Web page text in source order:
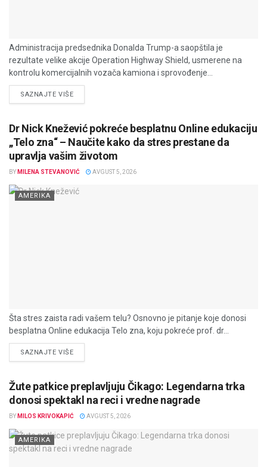
Administracija predsednika Donalda Trump-a saopštila je
rezultate velike akcije Operation Highway Shield, usmerene na
kontrolu komercijalnih vozača kamiona i sprovođenje...
SAZNAJTE VIŠEDETAILS
Dr Nick Knežević pokreće besplatnu Online edukaciju
„Telo zna“ – Naučite kako da stres prestane da
upravlja vašim životom
BY MILENA STEVANOVIĆ AVGUST 5, 2026
AMERIKA
Šta stres zaista radi vašem telu? Osnovno je pitanje koje donosi
besplatna Online edukacija Telo zna, koju pokreće prof. dr...
SAZNAJTE VIŠEDETAILS
Žute patkice preplavljuju Čikago: Legendarna trka
donosi spektakl na reci i vredne nagrade
BY MILOS KRIVOKAPIĆ AVGUST 5, 2026
AMERIKA